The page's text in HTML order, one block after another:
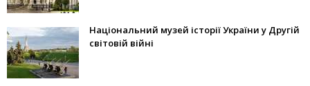
Національний музей історії України у Другій
світовій війні